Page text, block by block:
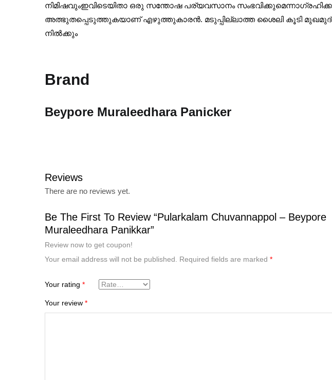
നിമിഷവുംഇവിടെയിതാ ഒരു സന്തോഷ പര്യവസാനം
അത്ഭുതപ്പെടുത്തുകയാണ് എഴുത്തുകാരന്‍. മടുപ്പില്ലാത്ത ശൈലി കൂടി
നില്‍ക്കും
Brand
Beypore Muraleedhara Panicker
Reviews
There are no reviews yet.
Be The First To Review “Pularkalam Chuvannappol – Beypore
Muraleedhara Panikkar”
Review now to get coupon!
Your email address will not be published.
Required fields are marked *
Your rating *
Your review *